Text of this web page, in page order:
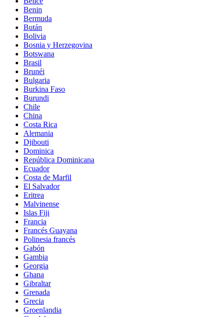
Benin
Bermuda
Bután
Bolivia
Bosnia y Herzegovina
Botswana
Brasil
Brunéi
Bulgaria
Burkina Faso
Burundi
Chile
China
Costa Rica
Alemania
Djibouti
Dominica
República Dominicana
Ecuador
Costa de Marfil
El Salvador
Eritrea
Malvinense
Islas Fiji
Francia
Francés Guayana
Polinesia francés
Gabón
Gambia
Georgia
Ghana
Gibraltar
Grenada
Grecia
Groenlandia